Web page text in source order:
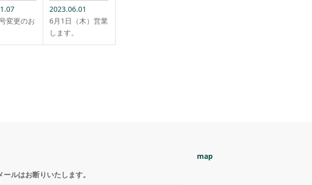
変更のお
2023.06.01
6月1日（木）営業
します。
ルはお断りいたします。
map